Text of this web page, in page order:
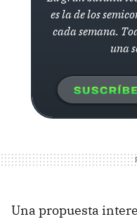
es la de los
cada semana.
una
Una propuesta